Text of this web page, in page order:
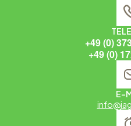
+49 (0)
+49 (0)
E-